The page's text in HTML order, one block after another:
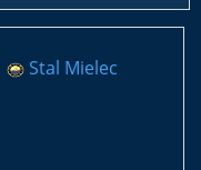
Stal Mielec